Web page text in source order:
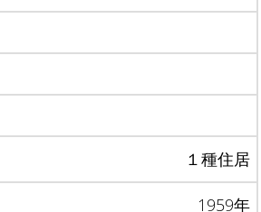
１種住居
1959年